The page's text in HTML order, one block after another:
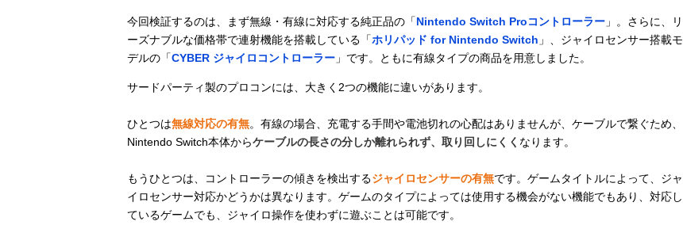
今回検証するのは、まず無線・有線に対応する純正品の「Nintendo Switch Proコントローラー」。さらに、リ
ーズナブルな価格帯で連射機能を搭載している「ホリパッド for Nintendo Switch 」、ジャイロセンサー搭載モ
デルの「CYBER ジャイロコントローラー」です。ともに有線タイプの商品を用意しました。
サードパーティ製のプロコンには、大きく2つの機能に違いがあります。
ひとつは無線対応の有無。有線の場合、充電する手間や電池切れの心配はありませんが、ケーブルで繋ぐため、
Nintendo Switch本体からケーブルの長さの分しか離れられず、取り回しにくく なります。
もうひとつは、コントローラーの傾きを検出するジャイロセンサーの有無です。ゲームタイトルによって、ジャ
イロセンサー対応かどうかは異なります。ゲームのタイプによっては使用する機会がない機能でもあり、対応し
ているゲームでも、ジャイロ操作を使わずに遊ぶことは可能です。